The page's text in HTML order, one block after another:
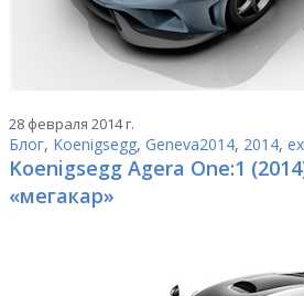
28 февраля 2014 г.
Блог, Koenigsegg, Geneva2014, 2014,
Koenigsegg Agera One:1
«мегакар»